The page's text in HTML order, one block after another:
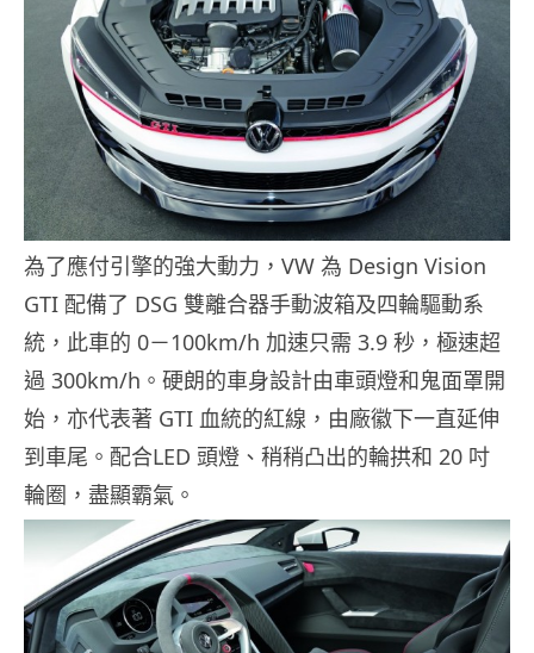
為了應付引擎的強大動力，VW 為 Design Vision
GTI 配備了 DSG 雙離合器手動波箱及四輪驅動系
統，此車的 0－100km/h 加速只需 3.9 秒，極速超
過 300km/h。硬朗的車身設計由車頭燈和鬼面罩開
始，亦代表著 GTI 血統的紅線，由廠徽下一直延伸
到車尾。配合LED 頭燈、稍稍凸出的輪拱和 20 吋
輪圈，盡顯霸氣。